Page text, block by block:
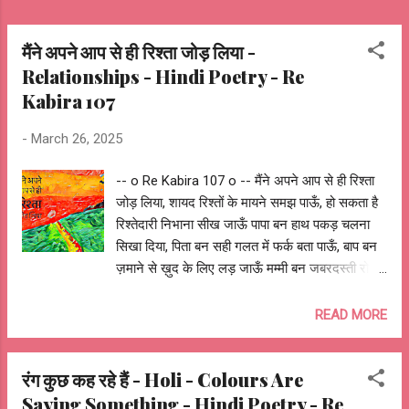
मैंने अपने आप से ही रिश्ता जोड़ लिया -
Relationships - Hindi Poetry - Re
Kabira 107
- March 26, 2025
-- o Re Kabira 107 o -- मैंने अपने आप से ही रिश्ता
जोड़ लिया, शायद रिश्तों के मायने समझ पाऊँ, हो सकता है
रिश्तेदारी निभाना सीख जाऊँ पापा बन हाथ पकड़ चलना
सिखा दिया, पिता बन सही गलत में फर्क बता पाऊँ, बाप बन
ज़माने से ख़ुद के लिए लड़ जाऊँ मम्मी बन जबरदस्ती रोटी
चिंताएं भगा पाऊँ, माँ बन कान-मरोड़ गलत संगती से खींच
लाऊँ भाई बन साईकल पर आगे बैठा स्कूल पहुँचा दिया, बड़ा
बन गले में हाथ डाल मेलों में घुमा पाऊँ, छोटा बन शैतानियों
में चुपचाप साथ निभा जाऊँ बहन बन रो धोके ही सही थोड़ा
तो सभ्य बना दिया, दीदी बन सपनों को बार-बार बुनना
READ MORE
रंग कुछ कह रहे हैं - Holi - Colours Are
Saying Something - Hindi Poetry - Re